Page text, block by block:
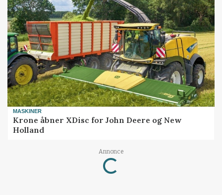
MASKINER
Krone åbner XDisc for John Deere og New
Holland
Annonce
Loading...